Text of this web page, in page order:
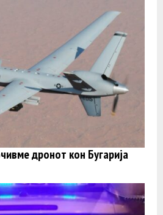
дронот кон Бугарија